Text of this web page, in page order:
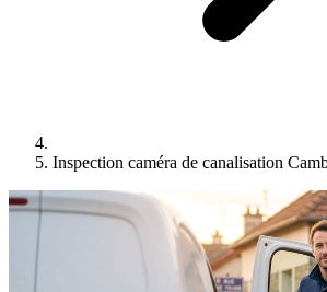
Inspection caméra de canalisation